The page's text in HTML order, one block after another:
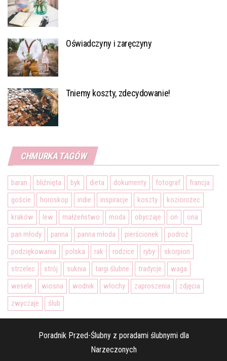
Oświadczyny i zaręczyny
Tniemy koszty, zdecydowanie!
CHMURKA TAGÓW
baran bliźnięta byk dieta dokumenty fotograf
francja
goście
horoskop indie inspiracje koszty
koziorożec
kraków
lew małżeństwo moda obyczaje on
ona
pan młody
panna panna młoda pierścionek
podroż
podziękowania
polska rak rodzice ryby
skorpion
strzelec
strój suknia targi ślubne tradycje
waga
wesele
wiosna wodnik włochy zaproszenia
zdjęcia
zwyczaje
ślub
Poradnik Przed-Ślubny z poradami ślubnymi dla
Narzeczonych